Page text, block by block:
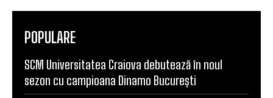
POPULARE
SCM Universitatea Craiova debutează în noul
sezon cu campioana Dinamo București